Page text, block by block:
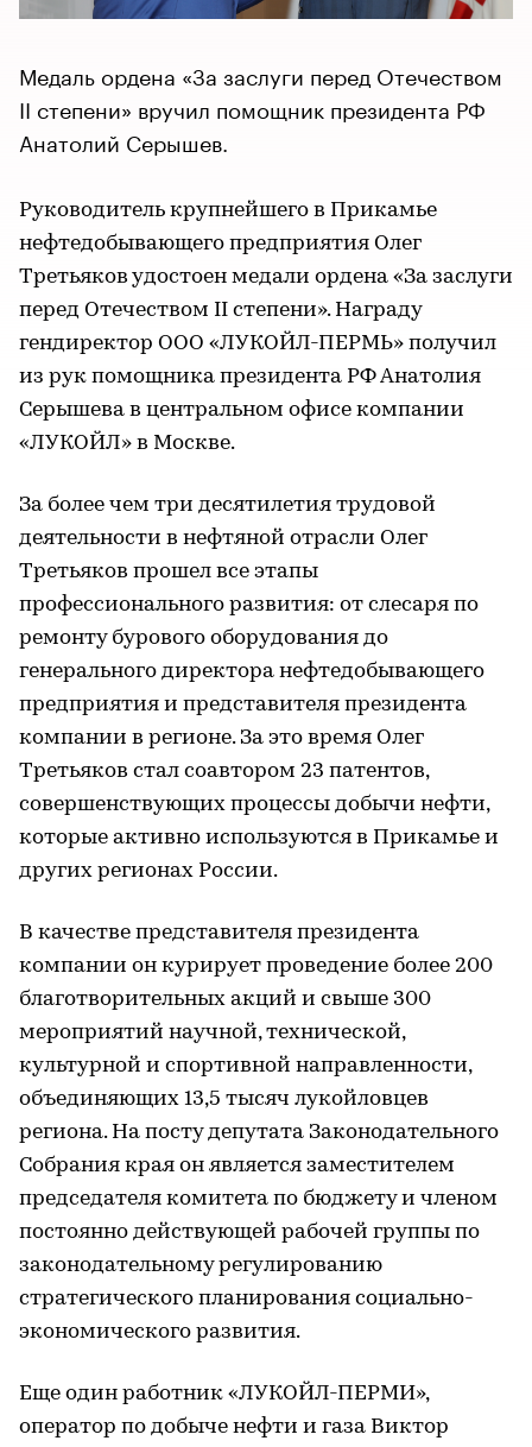
Медаль ордена «За заслуги перед Отечеством
II степени» вручил помощник президента РФ
Анатолий Серышев.
Руководитель крупнейшего в Прикамье
нефтедобывающего предприятия Олег
Третьяков ​удостоен медали ордена «За заслуги
перед Отечеством II степени». Награду
гендиректор ООО «ЛУКОЙЛ-ПЕРМЬ» получил
из рук помощника президента РФ Анатолия
Серышева в центральном офисе компании
«ЛУКОЙЛ» в Москве.
За более чем три десятилетия трудовой
деятельности в нефтяной отрасли Олег
Третьяков прошел все этапы
профессионального развития: от слесаря по
ремонту бурового оборудования до
генерального директора нефтедобывающего
предприятия и представителя президента
компании в регионе. За это время Олег
Третьяков стал соавтором 23 патентов,
совершенствующих процессы добычи нефти,
которые активно используются в Прикамье и
других регионах России.
В качестве представителя президента
компании он курирует проведение более 200
благотворительных акций и свыше 300
мероприятий научной, технической,
культурной и спортивной направленности,
объединяющих 13,5 тысяч лукойловцев
региона. На посту депутата Законодательного
Собрания края он является заместителем
председателя комитета по бюджету и членом
постоянно действующей рабочей группы по
законодательному регулированию
стратегического планирования социально-
экономического развития.
Еще один работник «ЛУКОЙЛ-ПЕРМИ»,
оператор по добыче нефти и газа Виктор